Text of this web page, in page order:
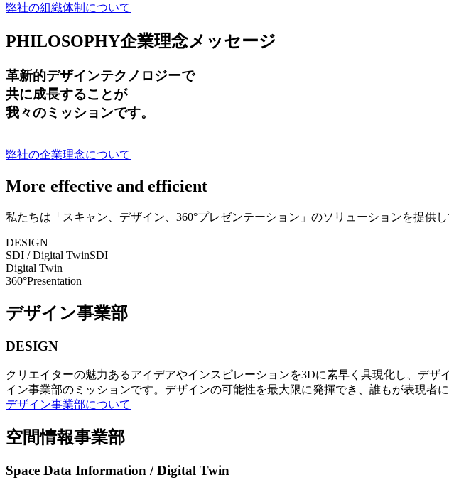
弊社の組織体制について
PHILOSOPHY企業理念メッセージ
革新的デザインテクノロジーで
共に成長することが
我々のミッションです。
弊社の企業理念について
More effective and efficient
私たちは「スキャン、デザイン、360°プレゼンテーション」のソリューションを提供し
DESIGN
SDI / Digital TwinSDI
Digital Twin
360°Presentation
デザイン事業部
DESIGN
クリエイターの魅力あるアイデアやインスピレーションを3Dに素早く具現化し、デ
イン事業部のミッションです。デザインの可能性を最大限に発揮でき、誰もが表現者
デザイン事業部について
空間情報事業部
Space Data Information / Digital Twin